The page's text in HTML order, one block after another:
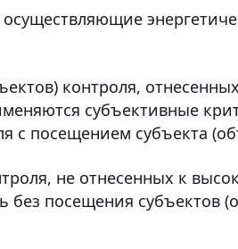
контроля,
субъективные
с посещением субъекта
не отнесенных к
без посещения субъектов